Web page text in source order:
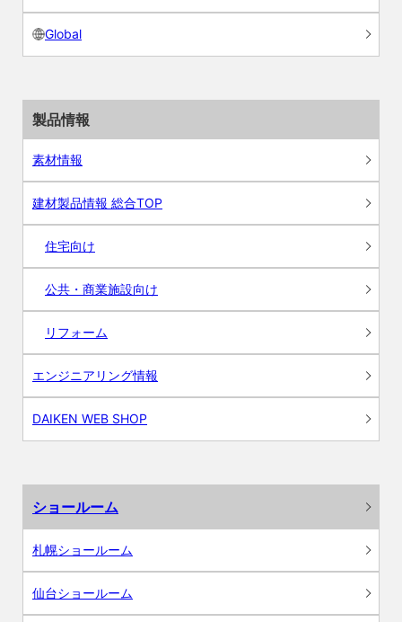
Global
製品情報
素材情報
建材製品情報 総合TOP
住宅向け
公共・商業施設向け
リフォーム
エンジニアリング情報
DAIKEN WEB SHOP
ショールーム
札幌ショールーム
仙台ショールーム